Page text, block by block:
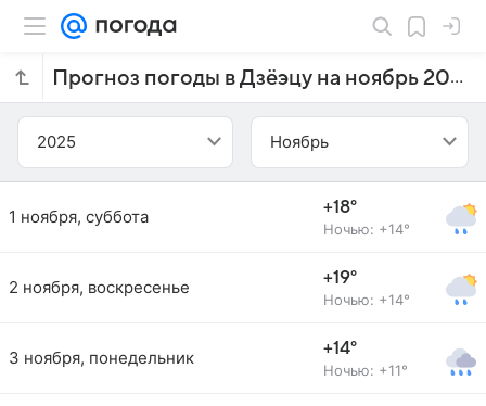
Прогноз погоды в Дзёэцу на ноябрь 2025 года
2025 Ноябрь
1 ноября, суббота +18°
Ночью: +14°
2 ноября, воскресенье +19°
Ночью: +14°
3 ноября, понедельник +14°
Ночью: +11°